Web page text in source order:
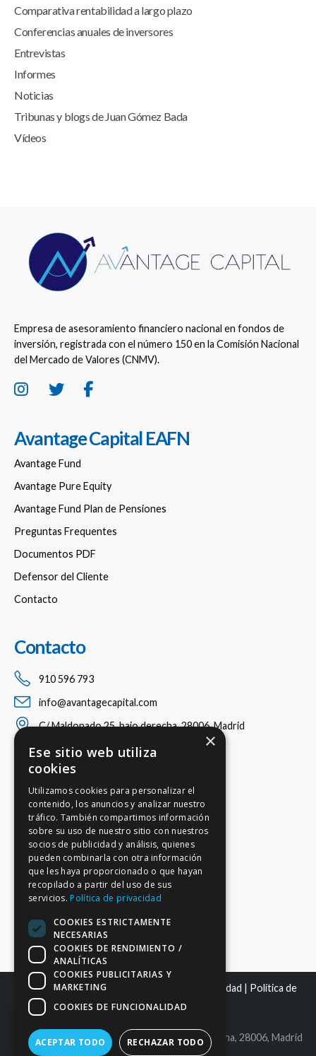
Comparativa rentabilidad a largo plazo
Conferencias anuales de inversores
Entrevistas
Informes
Noticias
Tribunas y blogs de Juan Gómez Bada
Vídeos
Empresa de asesoramiento financiero nacional en fondos de
inversión, registrada con el número 150 en la Comisión Nacional
del Mercado de Valores (CNMV).
Avantage Capital EAFN
Avantage Fund
Avantage Pure Equity
Avantage Fund Plan de Pensiones
Preguntas Frequentes
Documentos PDF
Defensor del Cliente
Contacto
Contacto
910 596 793
info@avantagecapital.com
C/ Maldonado 25, bajo derecha, 28006, Madrid
Mapa del sitio|Aviso Legal Política de Privacidad | Política de
Cookies
C.I.F. B86980612 | C/ Maldonado 25, bajo derecha, 28006, Madrid
×
Ese sitio web utiliza
cookies
Utilizamos cookies para personalizar el
contenido, los anuncios y analizar nuestro
tráfico. También compartimos información
sobre su uso de nuestro sitio con nuestros
socios de publicidad y análisis, quienes
pueden combinarla con otra información
que les haya proporcionado o que hayan
recopilado a partir del uso de sus
servicios. Política de privacidad
COOKIES ESTRICTAMENTE
NECESARIAS
COOKIES DE RENDIMIENTO /
ANALÍTICAS
COOKIES PUBLICITARIAS Y
MARKETING
COOKIES DE FUNCIONALIDAD
ACEPTAR TODO RECHAZAR TODO